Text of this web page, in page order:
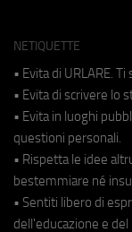
NETIQUETTE
• Evita di URLARE.
• Evita di scrivere lo
• Evita in luoghi
questioni personali.
• Rispetta le idee
bestemmiare né
• Sentiti libero di
dell'educazione e